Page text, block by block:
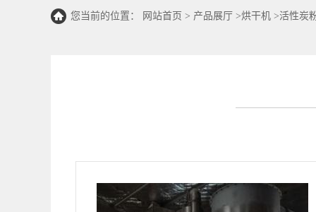
您当前的位置： 网站首页 > 产品展厅 >烘干机 >活性炭